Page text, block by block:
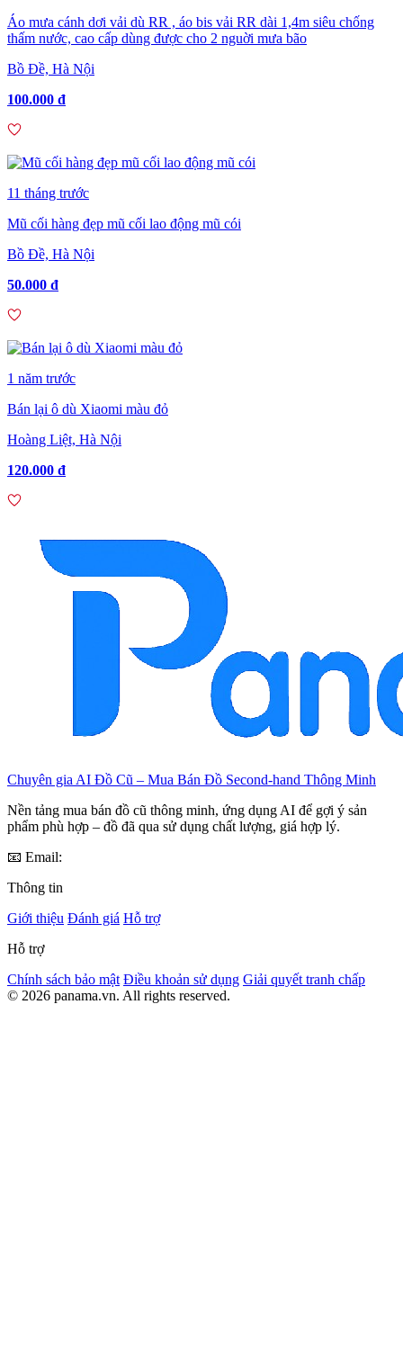
Áo mưa cánh dơi vải dù RR , áo bis vải RR dài 1,4m siêu chống
thấm nước, cao cấp dùng được cho 2 nguời mưa bão
Bồ Đề, Hà Nội
100.000 đ
11 tháng trước
Mũ cối hàng đẹp mũ cối lao động mũ cói
Bồ Đề, Hà Nội
50.000 đ
1 năm trước
Bán lại ô dù Xiaomi màu đỏ
Hoàng Liệt, Hà Nội
120.000 đ
Chuyên gia AI Đồ Cũ – Mua Bán Đồ Second-hand Thông Minh
Nền tảng mua bán đồ cũ thông minh, ứng dụng AI để gợi ý sản
phẩm phù hợp – đồ đã qua sử dụng chất lượng, giá hợp lý.
📧 Email:
Thông tin
Giới thiệu Đánh giá Hỗ trợ
Hỗ trợ
Chính sách bảo mật Điều khoản sử dụng Giải quyết tranh chấp
© 2026 panama.vn. All rights reserved.